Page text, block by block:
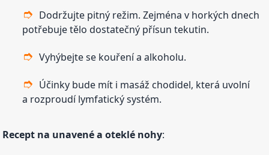
Dodržujte pitný režim. Zejména v horkých dnech
potřebuje tělo dostatečný přísun tekutin.
Vyhýbejte se kouření a alkoholu.
Účinky bude mít i masáž chodidel, která uvolní
a rozproudí lymfatický systém.
Recept na unavené a oteklé nohy: